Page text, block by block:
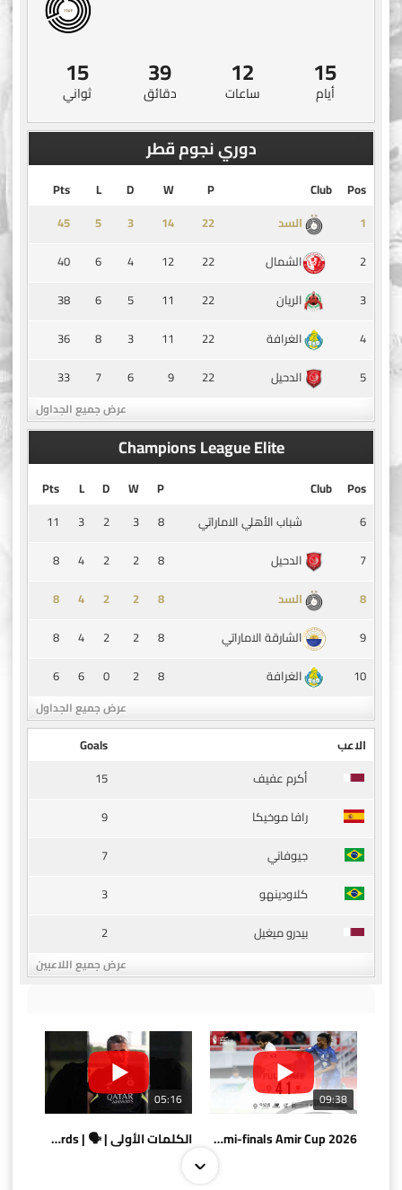
15
أيام
12
ساعات
39
دقائق
14
ثواني
دوري نجوم قطر
Pos
Club
P
W
D
L
Pts
1
السد ‏22
14
3
5
45
2
الشمال 22
12
4
6
40
3
الريان 22
11
5
6
38
4
الغرافة 22
11
3
8
36
5
الدحيل 22
9
6
7
33
عرض جميع الجداول
Champions League Elite
Pos
Club
P
W
D
L
Pts
6
شباب الأهلي الاماراتي 8
3
2
3
11
7
الدحيل 8
2
2
4
8
8
السد 8
2
2
4
8
9
الشارقة الاماراتي 8
2
2
4
8
10
الغرافة 8
2
0
6
6
عرض جميع الجداول
الاعب
Goals
أكرم عفيف
15
رافا موخيكا
9
جيوفاني
7
كلاودينهو
3
بيدرو ميغيل
2
عرض جميع اللاعبين
05:16
الكلمات الأولى | 🗣 | First words
09:38
AlSadd 4/1 AlDuhail - Semi-finals Amir Cup 2026 #السد/ الدحيل